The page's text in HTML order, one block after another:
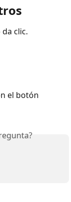
clic.
el botón